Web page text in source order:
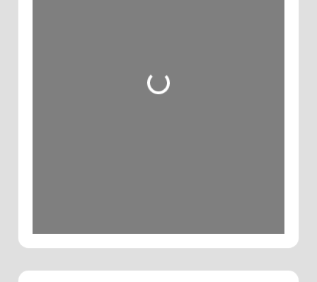
Wird geladen …